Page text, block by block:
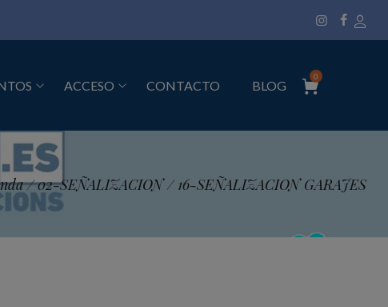
ACCESO CONTACTO BLOG
0
/ 02-SEÑALIZACION / 16-SEÑALIZACION GARAJES